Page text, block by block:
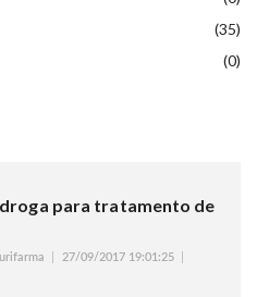
(35)
(0)
para tratamento de
27/09/2017 19:01:25